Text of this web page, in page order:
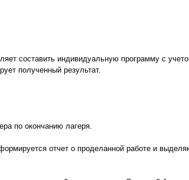
составить индивидуальную программу с
полученный результат.
по окончанию лагеря.
отчет о проделанной работе и